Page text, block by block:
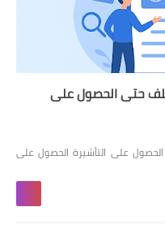
حتى الحصول على
على التأشيرة الحصول على